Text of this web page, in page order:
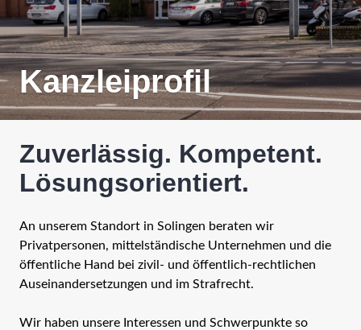
Kanzleiprofil
Zuverlässig. Kompetent.
Lösungsorientiert.
An unserem Standort in Solingen beraten wir
Privatpersonen, mittelständische Unternehmen und die
öffentliche Hand bei zivil- und öffentlich-rechtlichen
Auseinandersetzungen und im Strafrecht.
Wir haben unsere Interessen und Schwerpunkte so